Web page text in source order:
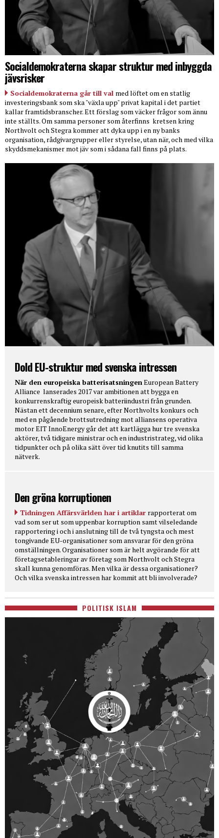
Socialdemokraterna skapar struktur med inbyggda
jävsrisker
Socialdemokraterna går till val med löftet om en statlig
investeringsbank som ska "växla upp" privat kapital i det partiet
kallar framtidsbranscher. Ett förslag som väcker frågor som ännu
inte ställts. Om samma personer som återfinns kretsen kring
Northvolt och Stegra kommer att dyka upp i en ny banks
organisation, rådgivargrupper eller styrelse, utan när, och med vilka
skyddsmekanismer mot jäv som i sådana fall finns på plats.
Dold EU-struktur med svenska intressen
När den europeiska batterisatsningenEuropean Battery
Alliance lanserades 2017 var ambitionen att bygga en
konkurrenskraftig europeisk batteriindustri från grunden.
Nästan ett decennium senare, efter Northvolts konkurs och
med en pågående brottsutredning mot alliansens operativa
motor EIT InnoEnergy går det att kartlägga hur tre svenska
aktörer, två tidigare ministrar och en industristrateg, vid olika
tidpunkter och på olika sätt över tid knutits till samma
nätverk.
Den gröna korruptionen
Tidningen Affärsvärlden har i artiklar rapporterat om
vad som ser ut som uppenbar korruption samt vilseledande
rapportering i och i anslutning till de två tyngsta och mest
tongivande EU-organisationer som ansvarar för den gröna
omställningen. Organisationer som är helt avgörande för att
företagsetableringar av företag som Northvolt och Stegra
skall kunna genomföras. Men vilka är dessa organisationer?
Och vilka svenska intressen har kommit att bli involverade?
POLITISK ISLAM